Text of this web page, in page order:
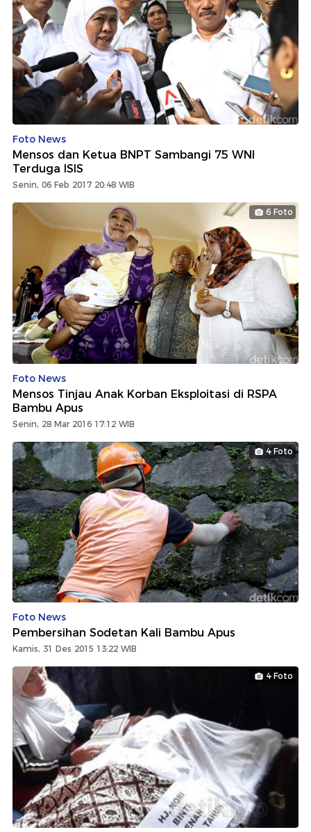
Foto News
Mensos dan Ketua BNPT Sambangi 75 WNI
Terduga ISIS
Senin, 06 Feb 2017 20:48 WIB
6 Foto
Foto News
Mensos Tinjau Anak Korban Eksploitasi di RSPA
Bambu Apus
Senin, 28 Mar 2016 17:12 WIB
4 Foto
Foto News
Pembersihan Sodetan Kali Bambu Apus
Kamis, 31 Des 2015 13:22 WIB
4 Foto